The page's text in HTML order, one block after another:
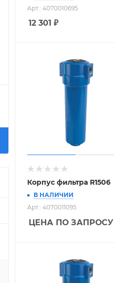
Арт.: 4070010695
12 301 ₽
Корпус фильтра R1506
В НАЛИЧИИ
Арт.: 4070011095
ЦЕНА ПО ЗАПРОСУ